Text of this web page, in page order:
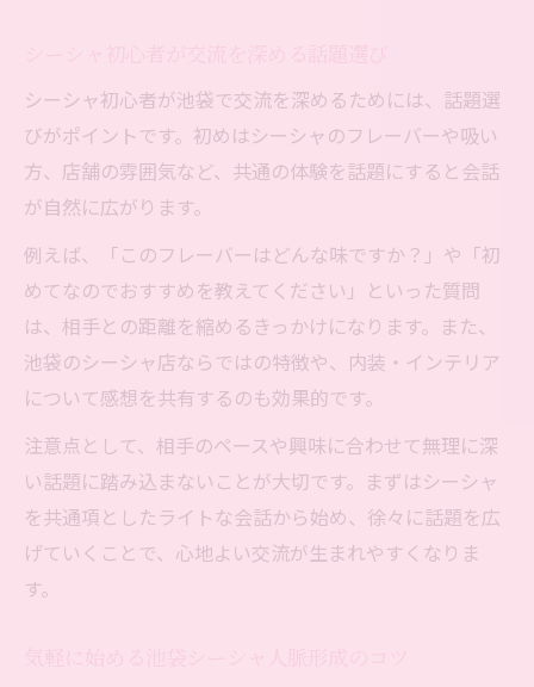
シーシャ初心者が池袋で交流を深めるためには、話題選
びがポイントです。初めはシーシャのフレーバーや吸い
方、店舗の雰囲気など、共通の体験を話題にすると会話
が自然に広がります。
例えば、「このフレーバーはどんな味ですか？」や「初
めてなのでおすすめを教えてください」といった質問
は、相手との距離を縮めるきっかけになります。また、
池袋のシーシャ店ならではの特徴や、内装・インテリア
について感想を共有するのも効果的です。
注意点として、相手のペースや興味に合わせて無理に深
い話題に踏み込まないことが大切です。まずはシーシャ
を共通項としたライトな会話から始め、徐々に話題を広
げていくことで、心地よい交流が生まれやすくなりま
す。